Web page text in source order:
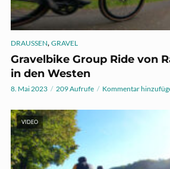
DRAUSSEN, GRAVEL
Gravelbike Group Ride von
in den Westen
8. Mai 2023 209 Aufrufe Kommentar
VIDEO